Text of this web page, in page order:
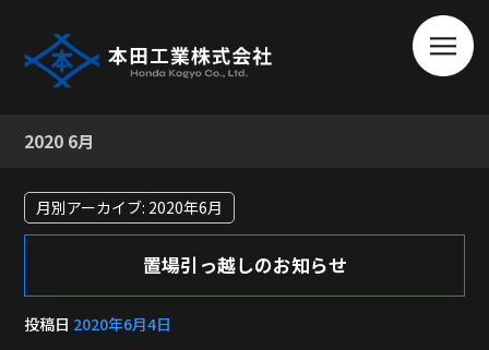
2020 6月
月別アーカイブ: 2020年6月
置場引っ越しのお知らせ
投稿日 2020年6月4日